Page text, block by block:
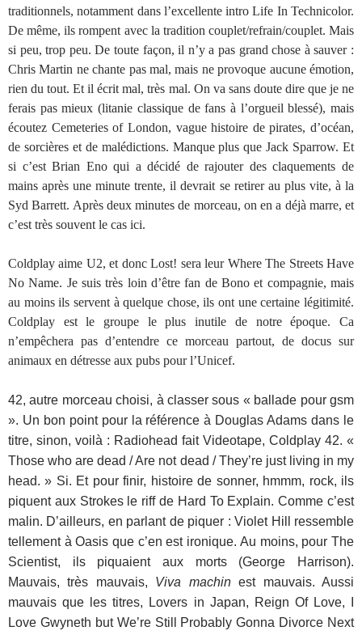
traditionnels, notamment dans l’excellente intro Life In Technicolor.
De même, ils rompent avec la tradition couplet/refrain/couplet. Mais
si peu, trop peu. De toute façon, il n’y a pas grand chose à sauver :
Chris Martin ne chante pas mal, mais ne provoque aucune émotion,
rien du tout. Et il écrit mal, très mal. On va sans doute dire que je ne
ferais pas mieux (litanie classique de fans à l’orgueil blessé), mais
écoutez Cemeteries of London, vague histoire de pirates, d’océan,
de sorcières et de malédictions. Manque plus que Jack Sparrow. Et
si c’est Brian Eno qui a décidé de rajouter des claquements de
mains après une minute trente, il devrait se retirer au plus vite, à la
Syd Barrett. Après deux minutes de morceau, on en a déjà marre, et
c’est très souvent le cas ici.
Coldplay aime U2, et donc Lost! sera leur Where The Streets Have
No Name. Je suis très loin d’être fan de Bono et compagnie, mais
au moins ils servent à quelque chose, ils ont une certaine légitimité.
Coldplay est le groupe le plus inutile de notre époque. Ca
n’empêchera pas d’entendre ce morceau partout, de docus sur
animaux en détresse aux pubs pour l’Unicef.
42, autre morceau choisi, à classer sous « ballade pour gsm
». Un bon point pour la référence à Douglas Adams dans le
titre, sinon, voilà : Radiohead fait Videotape, Coldplay 42. «
Those who are dead / Are not dead / They’re just living in my
head. » Si. Et pour finir, histoire de sonner, hmmm, rock, ils
piquent aux Strokes le riff de Hard To Explain. Comme c’est
malin. D’ailleurs, en parlant de piquer : Violet Hill ressemble
tellement à Oasis que c’en est ironique. Au moins, pour The
Scientist, ils piquaient aux morts (George Harrison).
Mauvais, très mauvais, Viva machinest mauvais. Aussi
mauvais que les titres, Lovers in Japan, Reign Of Love, I
Love Gwyneth but We’re Still Probably Gonna Divorce Next